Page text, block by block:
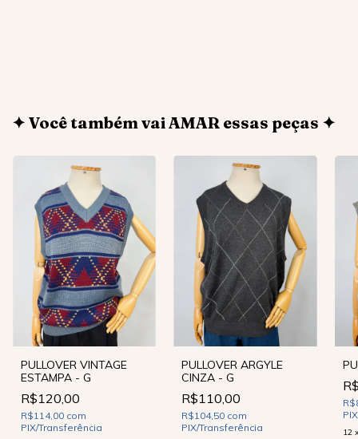
✦ Você também vai AMAR essas peças ✦
PULLOVER VINTAGE
ESTAMPA - G
R$120,00
R$114,00 com
PIX/Transferência
PULLOVER ARGYLE
CINZA - G
R$110,00
R$104,50 com
PIX/Transferência
12